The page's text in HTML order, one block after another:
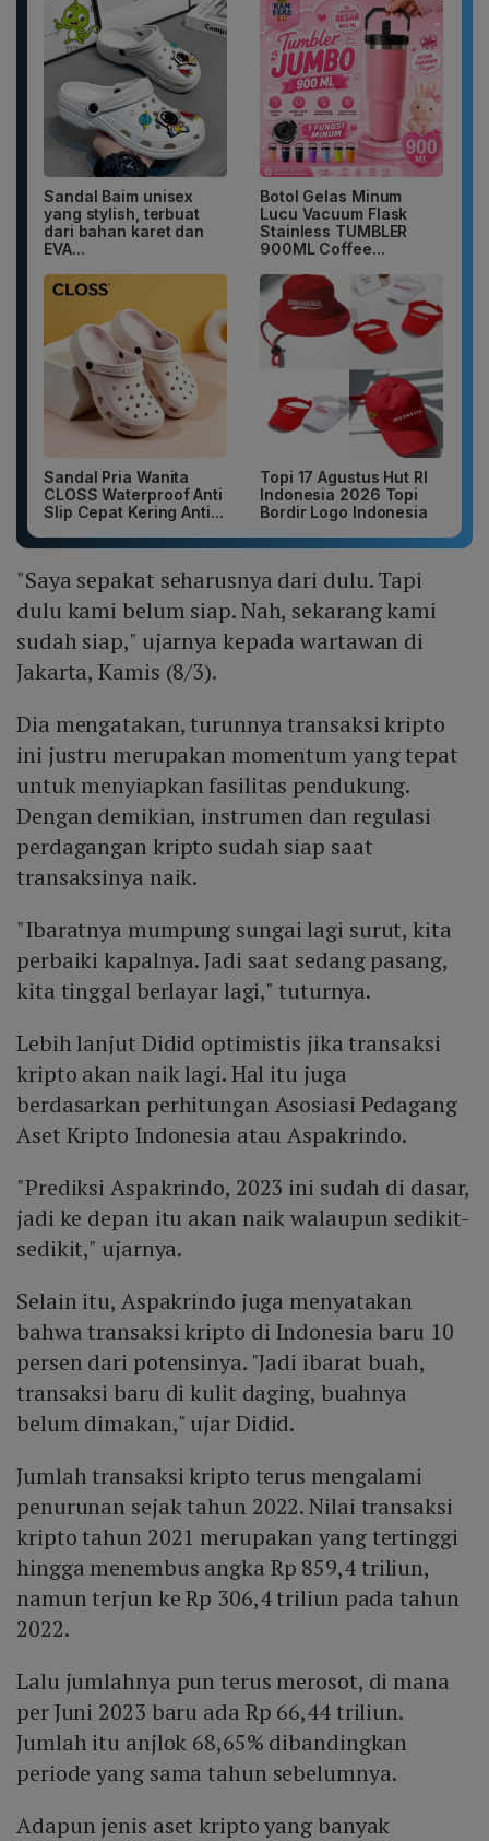
Sandal Baim unisex
yang stylish, terbuat
dari bahan karet dan
EVA...
Botol Gelas Minum
Lucu Vacuum Flask
Stainless TUMBLER
900ML Coffee...
Sandal Pria Wanita
CLOSS Waterproof Anti
Slip Cepat Kering Anti...
Topi 17 Agustus Hut RI
Indonesia 2026 Topi
Bordir Logo Indonesia
"Saya sepakat seharusnya dari dulu. Tapi
dulu kami belum siap. Nah, sekarang kami
sudah siap," ujarnya kepada wartawan di
Jakarta, Kamis (8/3).
Dia mengatakan, turunnya transaksi kripto
ini justru merupakan momentum yang tepat
untuk menyiapkan fasilitas pendukung.
Dengan demikian, instrumen dan regulasi
perdagangan kripto sudah siap saat
transaksinya naik.
"Ibaratnya mumpung sungai lagi surut, kita
perbaiki kapalnya. Jadi saat sedang pasang,
kita tinggal berlayar lagi," tuturnya.
Lebih lanjut Didid optimistis jika transaksi
kripto akan naik lagi. Hal itu juga
berdasarkan perhitungan Asosiasi Pedagang
Aset Kripto Indonesia atau Aspakrindo.
"Prediksi Aspakrindo, 2023 ini sudah di dasar,
jadi ke depan itu akan naik walaupun sedikit-
sedikit," ujarnya.
Selain itu, Aspakrindo juga menyatakan
bahwa transaksi kripto di Indonesia baru 10
persen dari potensinya. "Jadi ibarat buah,
transaksi baru di kulit daging, buahnya
belum dimakan," ujar Didid.
Jumlah transaksi kripto terus mengalami
penurunan sejak tahun 2022. Nilai transaksi
kripto tahun 2021 merupakan yang tertinggi
hingga menembus angka Rp 859,4 triliun,
namun terjun ke Rp 306,4 triliun pada tahun
2022.
Lalu jumlahnya pun terus merosot, di mana
per Juni 2023 baru ada Rp 66,44 triliun.
Jumlah itu anjlok 68,65% dibandingkan
periode yang sama tahun sebelumnya.
Adapun jenis aset kripto yang banyak